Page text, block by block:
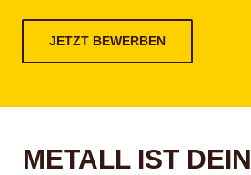
JETZT BEWERBEN
METALL IST DEIN